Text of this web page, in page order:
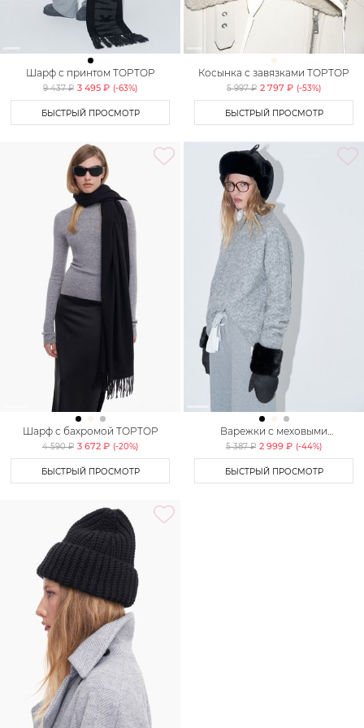
Шарф с принтом TOPTOP
9 437 ₽ 3 495 ₽ (-63%)
БЫСТРЫЙ ПРОСМОТР
Косынка с завязками TOPTOP
5 997 ₽ 2 797 ₽ (-53%)
БЫСТРЫЙ ПРОСМОТР
Шарф с бахромой TOPTOP
4 590 ₽ 3 672 ₽ (-20%)
БЫСТРЫЙ ПРОСМОТР
Варежки с меховыми
манжетами TOPTOP
5 387 ₽ 2 999 ₽ (-44%)
БЫСТРЫЙ ПРОСМОТР